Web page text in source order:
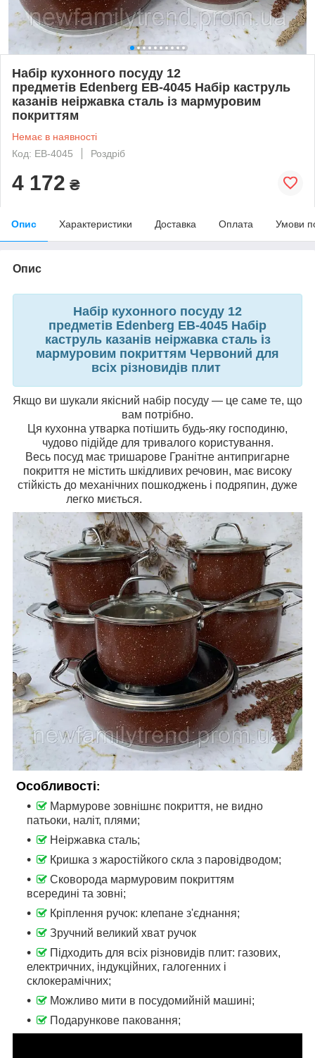
Набір кухонного посуду 12
предметів Edenberg EB-4045 Набір каструль
казанів неіржавка сталь із мармуровим
покриттям
Немає в наявності
Код: EB-4045
Роздріб
4 172 ₴
Опис Характеристики Доставка Оплата Умови
Опис
Набір кухонного посуду 12
предметів Edenberg EB-4045 Набір
каструль казанів неіржавка сталь із
мармуровим покриттям Червоний для
всіх різновидів плит
Якщо ви шукали якісний набір посуду — це саме те, що
вам потрібно.
Ця кухонна утварка потішить будь-яку господиню,
чудово підійде для тривалого користування.
Весь посуд має тришарове Гранітне антипригарне
покриття не містить шкідливих речовин, має високу
стійкість до механічних пошкоджень і подряпин, дуже
легко миється.
Особливості:
Мармурове зовнішнє покриття, не видно
патьоки, наліт, плями;
Неіржавка сталь;
Кришка з жаростійкого скла з паровідводом;
Сковорода мармуровим покриттям
всередині та зовні;
Кріплення ручок: клепане з'єднання;
Зручний великий хват ручок
Підходить для всіх різновидів плит: газових,
електричних, індукційних, галогенних і
склокерамічних;
Можливо мити в посудомийній машині;
Подарункове паковання;